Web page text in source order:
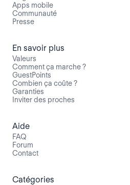
Apps mobile
Communauté
Presse
En savoir plus
Valeurs
Comment ça marche ?
GuestPoints
Combien ça coûte ?
Garanties
Inviter des proches
Aide
FAQ
Forum
Contact
Catégories